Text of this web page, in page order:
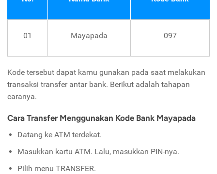
01 Mayapada 097
Kode tersebut dapat kamu gunakan pada saat melakukan
transaksi transfer antar bank. Berikut adalah tahapan
caranya.
Cara Transfer Menggunakan Kode Bank Mayapada
Datang ke ATM terdekat.
Masukkan kartu ATM. Lalu, masukkan PIN-nya.
Pilih menu TRANSFER.